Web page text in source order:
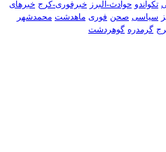
تکواندو حوادث-البرز خبرفوری-کرج خبرهای
سیاسی صحن فوری ماهدشت محمدشهر
گرمدره گوهردشت